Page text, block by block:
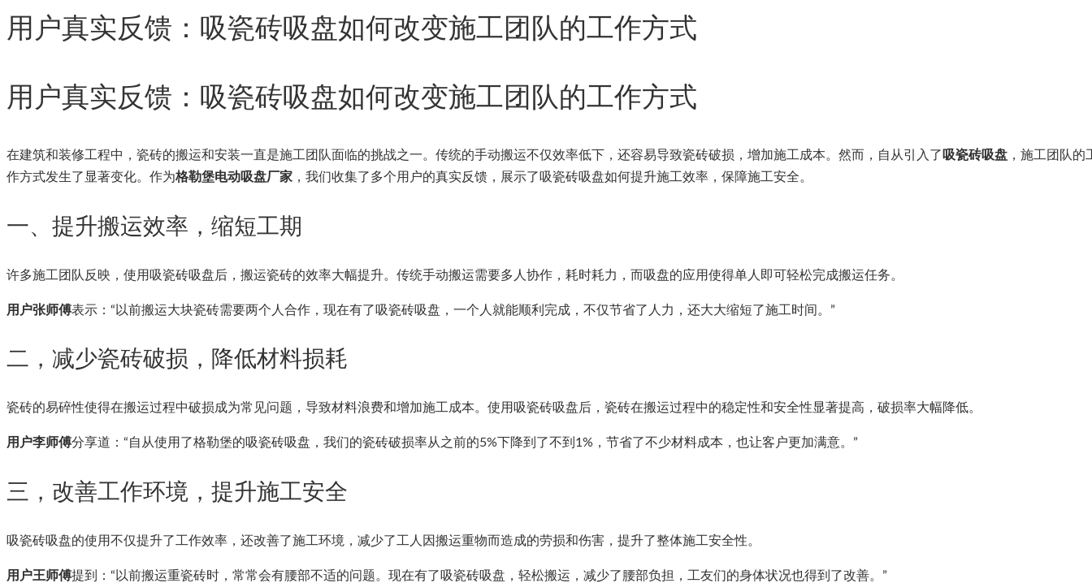
用户真实反馈：吸瓷砖吸盘如何改变施工团队的工作方式
用户真实反馈：吸瓷砖吸盘如何改变施工团队的工作方式
在建筑和装修工程中，瓷砖的搬运和安装一直是施工团队面临的挑战之一。传统的手动搬运不仅效率低下，还容易导致瓷砖破损，增加施工成本。然而，自从引入了吸瓷砖吸盘 ，施工团队的
作方式发生了显著变化。作为格勒堡电动吸盘厂家 ，我们收集了多个用户的真实反馈，展示了吸瓷砖吸盘如何提升施工效率，保障施工安全。
一、提升搬运效率，缩短工期
许多施工团队反映，使用吸瓷砖吸盘后，搬运瓷砖的效率大幅提升。传统手动搬运需要多人协作，耗时耗力，而吸盘的应用使得单人即可轻松完成搬运任务。
用户张师傅表示：“以前搬运大块瓷砖需要两个人合作，现在有了吸瓷砖吸盘，一个人就能顺利完成，不仅节省了人力，还大大缩短了施工时间。”
二，减少瓷砖破损，降低材料损耗
瓷砖的易碎性使得在搬运过程中破损成为常见问题，导致材料浪费和增加施工成本。使用吸瓷砖吸盘后，瓷砖在搬运过程中的稳定性和安全性显著提高，破损率大幅降低。
用户李师傅分享道：“自从使用了格勒堡的吸瓷砖吸盘，我们的瓷砖破损率从之前的5%下降到了不到1%，节省了不少材料成本，也让客户更加满意。”
三，改善工作环境，提升施工安全
吸瓷砖吸盘的使用不仅提升了工作效率，还改善了施工环境，减少了工人因搬运重物而造成的劳损和伤害，提升了整体施工安全性。
用户王师傅提到：“以前搬运重瓷砖时，常常会有腰部不适的问题。现在有了吸瓷砖吸盘，轻松搬运，减少了腰部负担，工友们的身体状况也得到了改善。”